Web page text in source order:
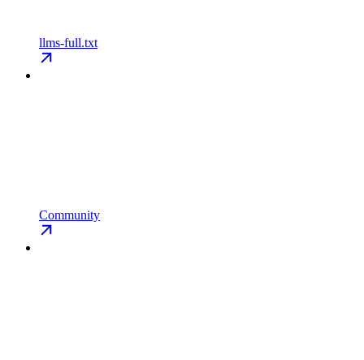
llms-full.txt
Community